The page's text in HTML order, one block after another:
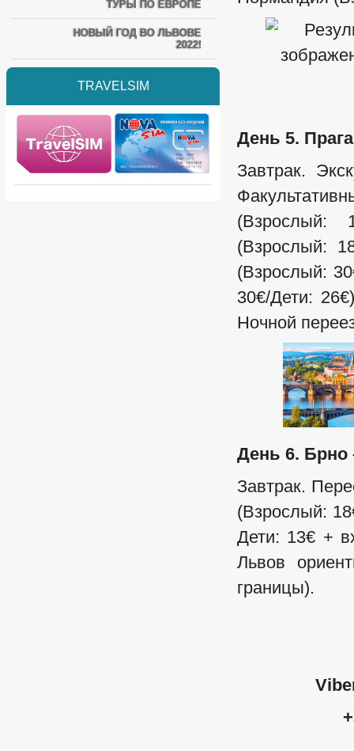
ТУРЫ ПО ЕВРОПЕ
НОВЫЙ ГОД ВО ЛЬВОВЕ
2022!
TRAVELSIM
День 5. Прага
Завтрак.
(Взрослый:
(Взрослый:
(Взрослый:
30€/Дети:
Ночной
День 6. Брно
Завтрак.
(Взрослый:
Дети: 13€ +
Львов
границы).